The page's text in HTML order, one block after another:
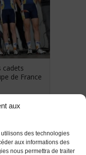
aux
des technologies
aux informations des
nous permettra de traiter
cadets
de France